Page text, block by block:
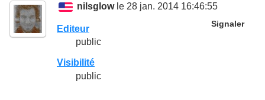
nilsglowle 28 jan. 2014 16:46:55
Signaler
Editeur
public
Visibilité
public